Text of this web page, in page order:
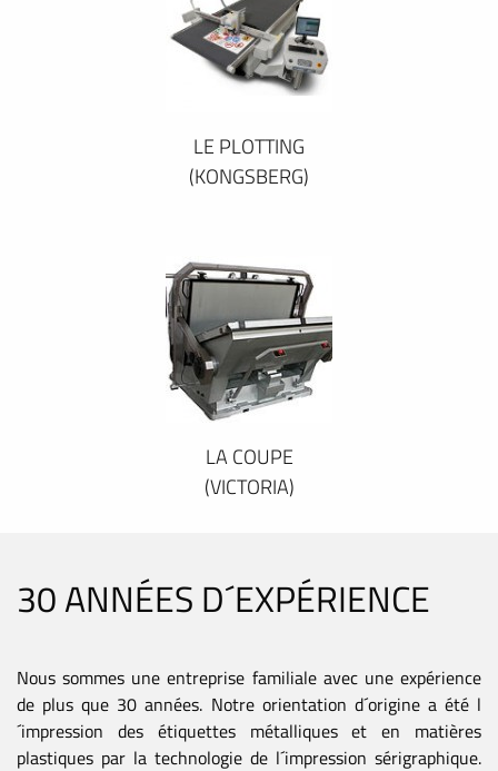
LE PLOTTING
(KONGSBERG)
LA COUPE
(VICTORIA)
30 ANNÉES D´EXPÉRIENCE
Nous sommes une entreprise familiale avec une expérience
de plus que 30 années. Notre orientation d´origine a été l
´impression des étiquettes métalliques et en matières
plastiques par la technologie de l´impression sérigraphique.